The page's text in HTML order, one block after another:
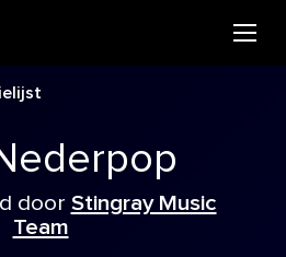
door Stingray Music
Team